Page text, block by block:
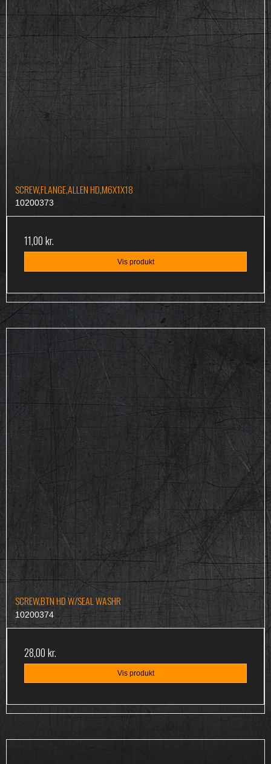
SCREW,FLANGE,ALLEN HD,M6X1X18
10200373
11,00 kr.
Vis produkt
SCREW,BTN HD W/SEAL WASHR
10200374
28,00 kr.
Vis produkt